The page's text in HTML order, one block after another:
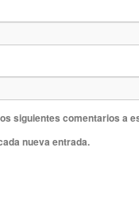
siguientes comentarios a
nueva entrada.